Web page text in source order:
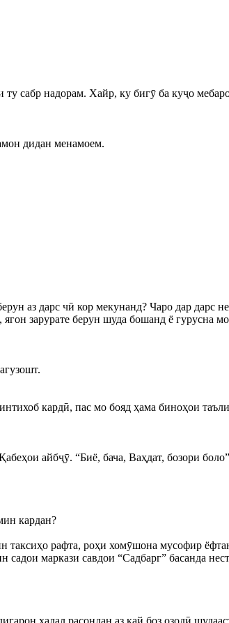
сабр надорам. Хайр, ку бигӯ ба куҷо
дидан менамоем.
аз дарс чӣ кор мекунанд? Чаро дар дарс
зарурате берун шуда бошанд ё гурусна
кардӣ, пас мо бояд ҳама биноҳои
айбҷӯ. “Биё, бача, Ваҳдат, бозори
кардан?
таксиҳо рафта, роҳи хомӯшона мусофир
маркази савдои “Садбарг” басанда